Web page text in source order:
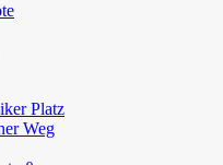
Platz
Weg